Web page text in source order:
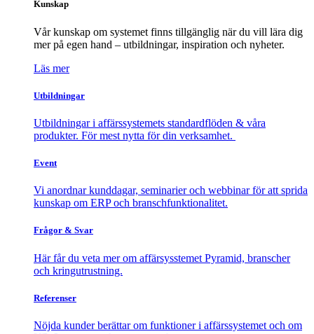
Kunskap
Vår kunskap om systemet finns tillgänglig när du vill lära dig
mer på egen hand – utbildningar, inspiration och nyheter.
Läs mer
Utbildningar
Utbildningar i affärssystemets standardflöden & våra
produkter. För mest nytta för din verksamhet.
Event
Vi anordnar kunddagar, seminarier och webbinar för att sprida
kunskap om ERP och branschfunktionalitet.
Frågor & Svar
Här får du veta mer om affärsysstemet Pyramid, branscher
och kringutrustning.
Referenser
Nöjda kunder berättar om funktioner i affärssystemet och om